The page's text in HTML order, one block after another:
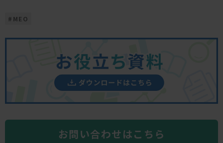
# MEO
お問い合わせはこちら